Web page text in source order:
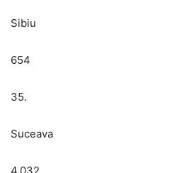
Sibiu
654
35.
Suceava